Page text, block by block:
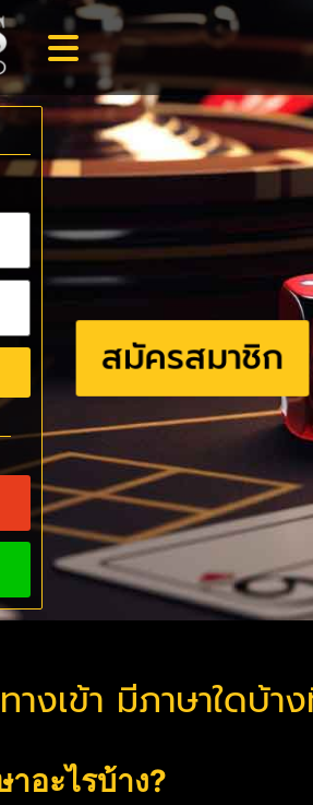
สมัครสมาชิก
งเข้า มีภาษาใดบ้า
าอะไรบ้าง?